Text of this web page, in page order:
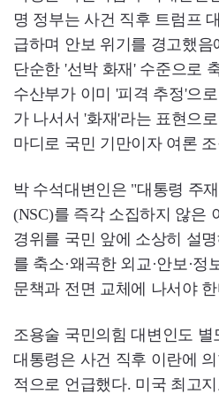
명 정부는 사건 직후 트럼프
급하며 안보 위기를 경고했
단순한 '선박 화재' 수준으로
수산부가 이미 '피격 추정'으
가 나서서 '화재'라는 표현으
마디로 국민 기만이자 여론
박 수석대변인은 "대통령 주
(NSC)를 즉각 소집하지 않은
경위를 국민 앞에 소상히 설
를 축소·왜곡한 외교·안보·
문책과 전면 교체에 나서야
조용술 국민의힘 대변인도
대통령은 사건 직후 이란에
적으로 언급했다. 미국 최고